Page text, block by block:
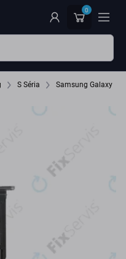
0
S Séria Samsung Galaxy S7